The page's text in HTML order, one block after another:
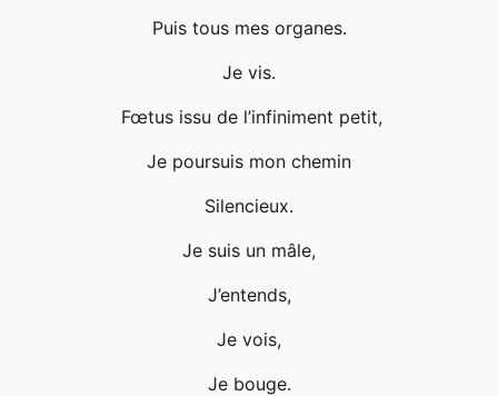
Puis tous mes organes.
Je vis.
Fœtus issu de l’infiniment petit,
Je poursuis mon chemin
Silencieux.
Je suis un mâle,
J’entends,
Je vois,
Je bouge.